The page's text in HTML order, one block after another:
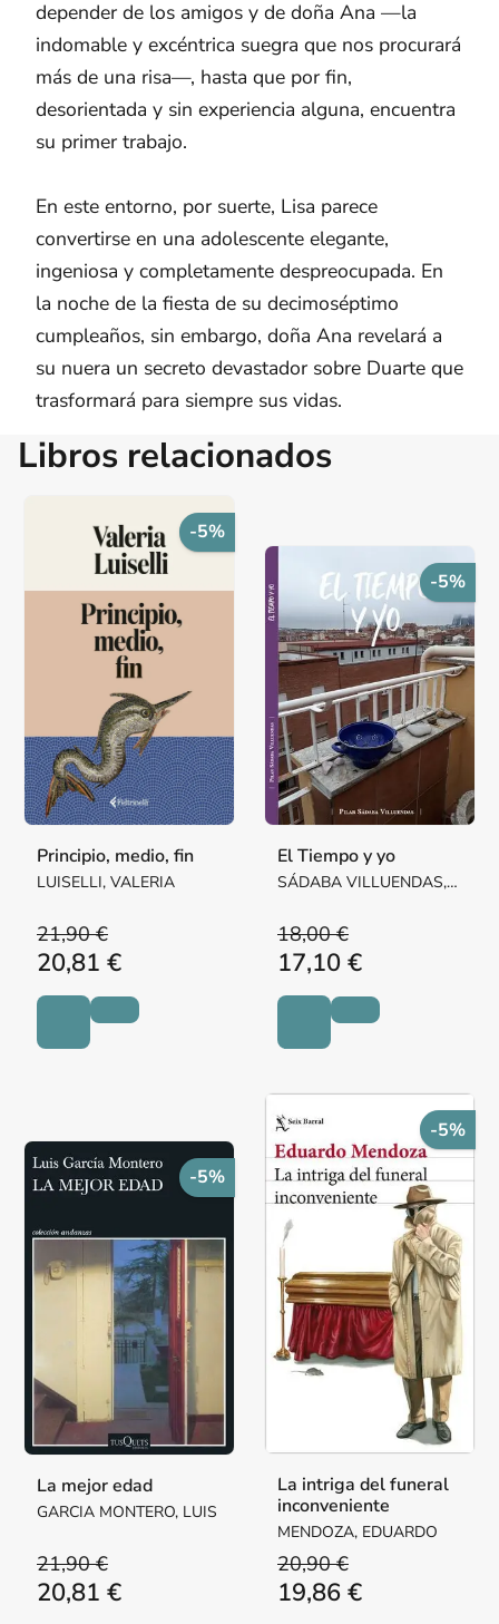
depender de los amigos y de doña Ana —la
indomable y excéntrica suegra que nos procurará
más de una risa—, hasta que por fin,
desorientada y sin experiencia alguna, encuentra
su primer trabajo.
En este entorno, por suerte, Lisa parece
convertirse en una adolescente elegante,
ingeniosa y completamente despreocupada. En
la noche de la fiesta de su decimoséptimo
cumpleaños, sin embargo, doña Ana revelará a
su nuera un secreto devastador sobre Duarte que
trasformará para siempre sus vidas.
Libros relacionados
-5%
Principio, medio, fin
LUISELLI, VALERIA
21,90 €
20,81 €
-5%
El Tiempo y yo
SÁDABA VILLUENDAS,
18,00 €
17,10 €
-5%
La mejor edad
GARCIA MONTERO, LUIS
21,90 €
20,81 €
-5%
La intriga del funeral
inconveniente
MENDOZA, EDUARDO
20,90 €
19,86 €